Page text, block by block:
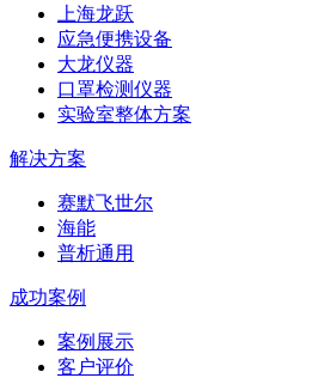
上海龙跃
应急便携设备
大龙仪器
口罩检测仪器
实验室整体方案
解决方案
赛默飞世尔
海能
普析通用
成功案例
案例展示
客户评价